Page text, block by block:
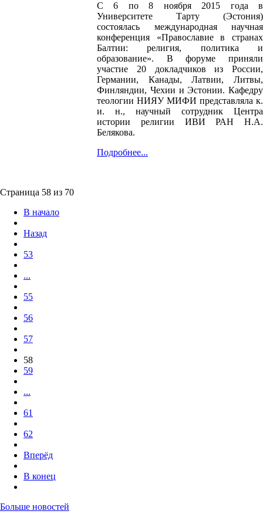
С 6 по 8 ноября 2015 года в
Университете Тарту (Эстония)
состоялась международная научная
конференция «Православие в странах
Балтии: религия, политика и
образование». В форуме приняли
участие 20 докладчиков из России,
Германии, Канады, Латвии, Литвы,
Финляндии, Чехии и Эстонии. Кафедру
теологии НИЯУ МИФИ представляла к.
и. н., научный сотрудник Центра
истории религии ИВИ РАН Н.А.
Белякова.
Подробнее...
Страница 58 из 70
В начало
Назад
53
...
55
56
57
58
59
...
61
62
Вперёд
В конец
Больше новостей